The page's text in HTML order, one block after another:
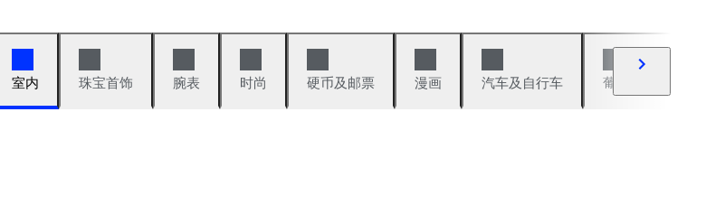
室内 珠宝首饰 腕表 时尚 硬币及邮票 漫画 汽车及自行车 葡萄酒及烈性酒